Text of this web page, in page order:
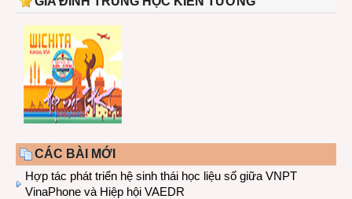
CÁC BÀI MỚI
Hợp tác phát triển hệ sinh thái học liệu số giữa VNPT
VinaPhone và Hiệp hội VAEDR